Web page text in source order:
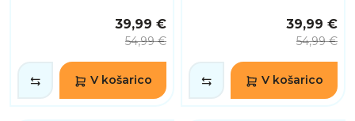
39,99 €
54,99 €
V košarico
39,99 €
54,99 €
V košarico